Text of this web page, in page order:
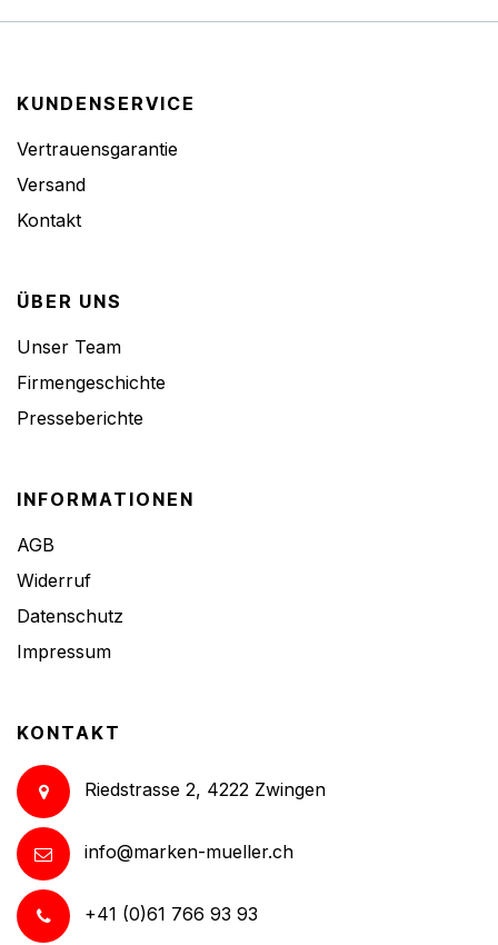
KUNDENSERVICE
Vertrauensgarantie
Versand
Kontakt
ÜBER UNS
Unser Team
Firmengeschichte
Presseberichte
INFORMATIONEN
AGB
Widerruf
Datenschutz
Impressum
KONTAKT
Riedstrasse 2, 4222 Zwingen
info@marken-mueller.ch
+41 (0)61 766 93 93